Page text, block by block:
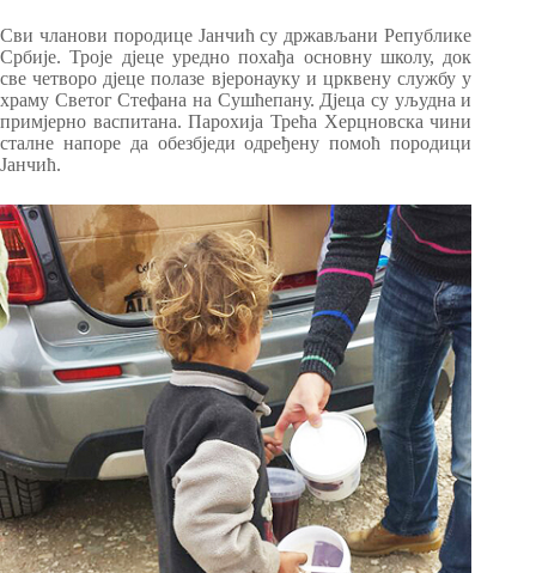
Сви чланови породице Јанчић су држављани Републике
Србије. Троје дјеце уредно похађа основну школу, док
све четворо дјеце полазе вјеронауку и црквену службу у
храму Светог Стефана на Сушћепану. Дјеца су уљудна и
примјерно васпитана. Парохија Трећа Херцновска чини
сталне напоре да обезбједи одређену помоћ породици
Јанчић.